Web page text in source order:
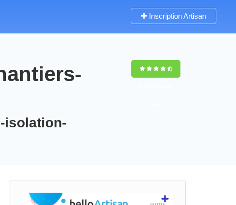
Inscription Artisan
isolation-